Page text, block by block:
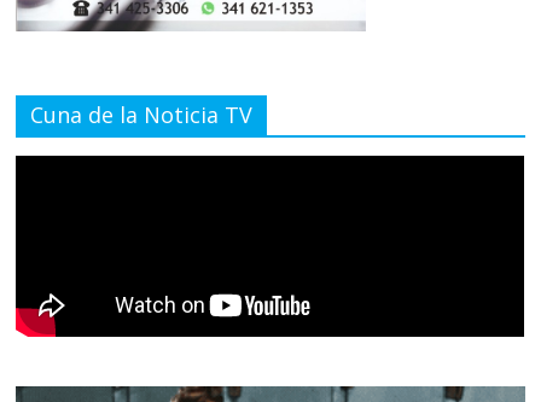
Cuna de la Noticia TV